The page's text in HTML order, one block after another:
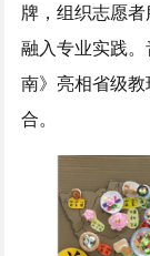
牌，组织志愿
融入专业实践
南》亮相省级
合。